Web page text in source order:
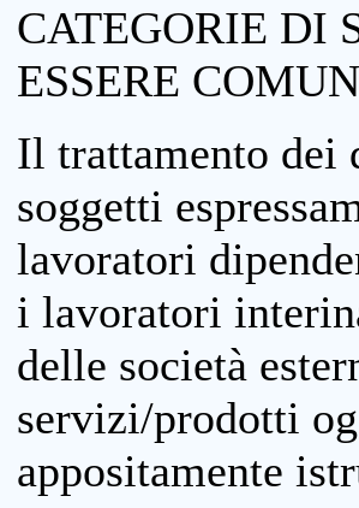
CATEGORIE DI
ESSERE
Il trattamento dei
soggetti
lavoratori
i lavoratori
delle società
servizi/prodotti
appositamente